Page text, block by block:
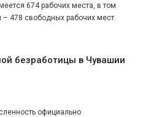
674 рабочих места, в том
– 478 свободных рабочих мест.
безработицы в Чувашии
официально